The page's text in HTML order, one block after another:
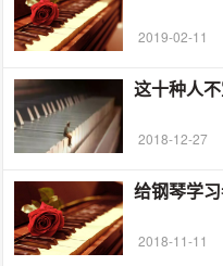
2019-02-11
这十种人
2018-12-27
给钢琴学
2018-11-11